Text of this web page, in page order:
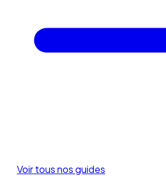
Voir tous nos guides